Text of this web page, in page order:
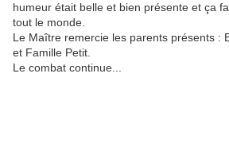
humeur était belle et bien présente et ça
tout le monde.
Le Maître remercie les parents présents :
et Famille Petit.
Le combat continue...